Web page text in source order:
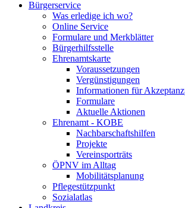
Bürgerservice
Was erledige ich wo?
Online Service
Formulare und Merkblätter
Bürgerhilfsstelle
Ehrenamtskarte
Voraussetzungen
Vergünstigungen
Informationen für
Formulare
Aktuelle Aktionen
Ehrenamt - KOBE
Nachbarschaftshilfen
Projekte
Vereinsporträts
ÖPNV im Alltag
Mobilitätsplanung
Pflegestützpunkt
Sozialatlas